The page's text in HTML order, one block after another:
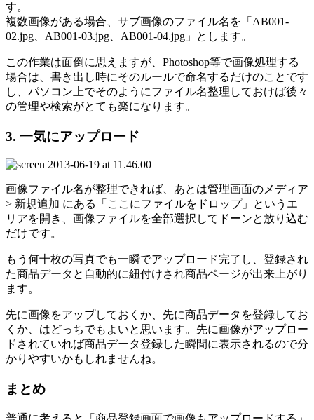
す。
複数画像がある場合、サブ画像のファイル名を「AB001-
02.jpg、AB001-03.jpg、AB001-04.jpg」とします。
この作業は面倒に思えますが、Photoshop等で画像処理する
場合は、書き出し時にそのルールで命名するだけのことです
し、パソコン上でそのようにファイル名整理しておけば後々
の管理や検索がとても楽になります。
3. 一気にアップロード
画像ファイル名が整理できれば、あとは管理画面のメディア
> 新規追加 にある「ここにファイルをドロップ」というエ
リアを開き、画像ファイルを全部選択してドーンと放り込む
だけです。
もう何十枚の写真でも一瞬でアップロード完了し、登録され
た商品データと自動的に紐付けされ商品ページが出来上がり
ます。
先に画像をアップしておくか、先に商品データを登録してお
くか、はどっちでもよいと思います。先に画像がアップロー
ドされていれば商品データ登録した瞬間に表示されるので分
かりやすいかもしれませんね。
まとめ